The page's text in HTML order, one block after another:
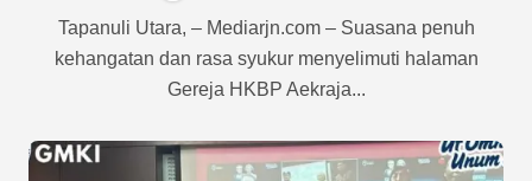
Tapanuli Utara, – Mediarjn.com – Suasana penuh
kehangatan dan rasa syukur menyelimuti halaman
Gereja HKBP Aekraja...